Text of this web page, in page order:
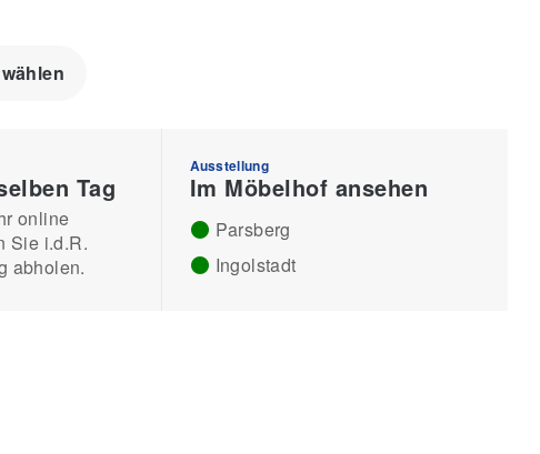
Tag
online
Sie i.d.R.
abholen.
Ausstellung
Im Möbelhof ansehen
Parsberg
Ingolstadt